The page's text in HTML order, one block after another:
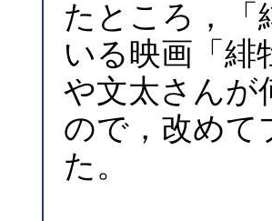
たところ，「
いる映画「緋
や文太さんが
ので，改めて
た。